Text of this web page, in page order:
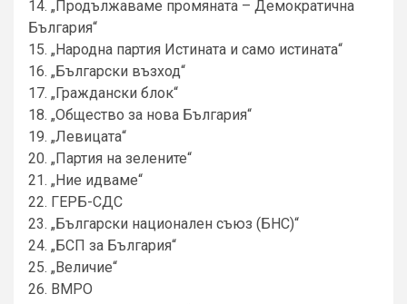
14. „Продължаваме промяната – Демократична
България“
15. „Народна партия Истината и само истината“
16. „Български възход“
17. „Граждански блок“
18. „Общество за нова България“
19. „Левицата“
20. „Партия на зелените“
21. „Ние идваме“
22. ГЕРБ-СДС
23. „Български национален съюз (БНС)“
24. „БСП за България“
25. „Величие“
26. ВМРО